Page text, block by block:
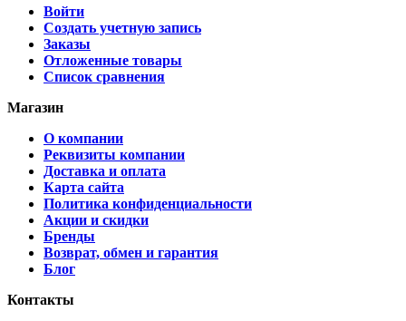
Войти
Создать учетную запись
Заказы
Отложенные товары
Список сравнения
Магазин
О компании
Реквизиты компании
Доставка и оплата
Карта сайта
Политика конфиденциальности
Акции и скидки
Бренды
Возврат, обмен и гарантия
Блог
Контакты